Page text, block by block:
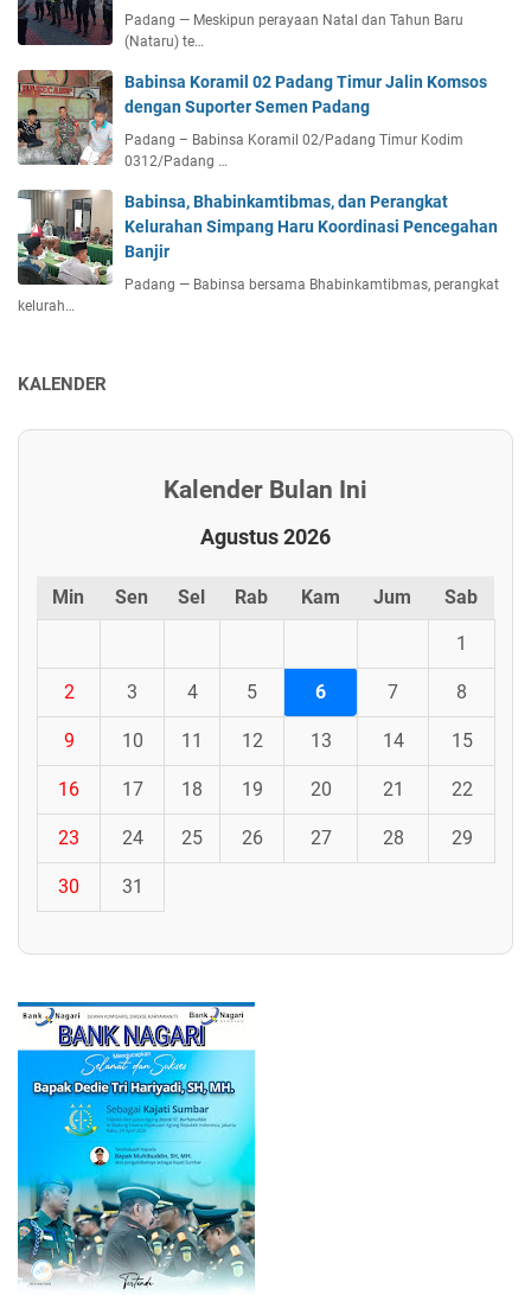
Padang — Meskipun perayaan Natal dan Tahun Baru
(Nataru) te…
Babinsa Koramil 02 Padang Timur Jalin Komsos
dengan Suporter Semen Padang
Padang – Babinsa Koramil 02/Padang Timur Kodim
0312/Padang …
Babinsa, Bhabinkamtibmas, dan Perangkat
Kelurahan Simpang Haru Koordinasi Pencegahan
Banjir
Padang — Babinsa bersama Bhabinkamtibmas, perangkat
kelurah…
KALENDER
Kalender Bulan Ini
Agustus 2026
Min Sen Sel Rab Kam Jum Sab
1
2 3 4 5 6 7 8
9 10 11 12 13 14 15
16 17 18 19 20 21 22
23 24 25 26 27 28 29
30 31